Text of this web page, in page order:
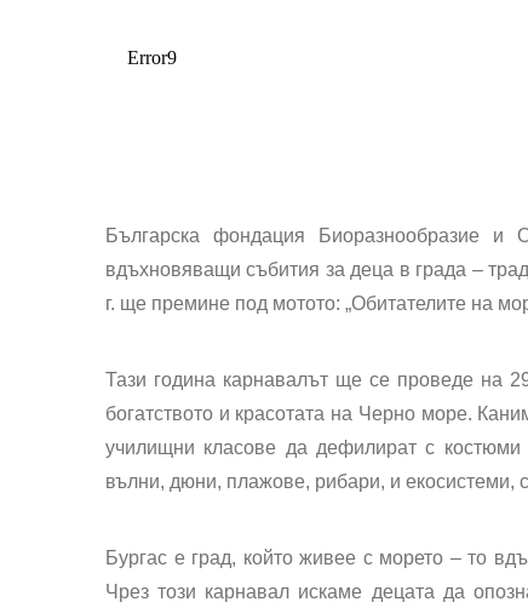
Българска фондация Биоразнообразие и
вдъхновяващи събития за деца в града –
г. ще премине под мотото: „Обитателите на
Тази година карнавалът ще се проведе на
богатството и красотата на Черно море.
училищни класове да дефилират с
вълни, дюни, плажове, рибари, и екосистеми,
Бургас е град, който живее с морето – то
Чрез този карнавал искаме децата да